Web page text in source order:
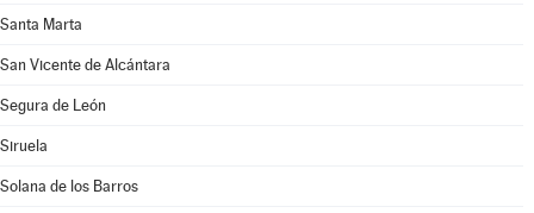
Santa Marta
San Vicente de Alcántara
Segura de León
Siruela
Solana de los Barros